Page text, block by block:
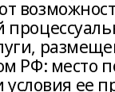
РФ: место
ее